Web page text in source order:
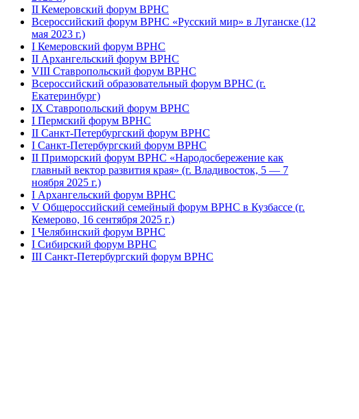
II Кемеровский форум ВРНС
Всероссийский форум ВРНС «Русский мир» в Луганске (12
мая 2023 г.)
I Кемеровский форум ВРНС
II Архангельский форум ВРНС
VIII Ставропольский форум ВРНС
Всероссийский образовательный форум ВРНС (г.
Екатеринбург)
IX Ставропольский форум ВРНС
I Пермский форум ВРНС
II Санкт-Петербургский форум ВРНС
I Санкт-Петербургский форум ВРНС
II Приморский форум ВРНС «Народосбережение как
главный вектор развития края» (г. Владивосток, 5 — 7
ноября 2025 г.)
I Архангельский форум ВРНС
V Общероссийский семейный форум ВРНС в Кузбассе (г.
Кемерово, 16 сентября 2025 г.)
I Челябинский форум ВРНС
I Сибирский форум ВРНС
III Санкт-Петербургский форум ВРНС